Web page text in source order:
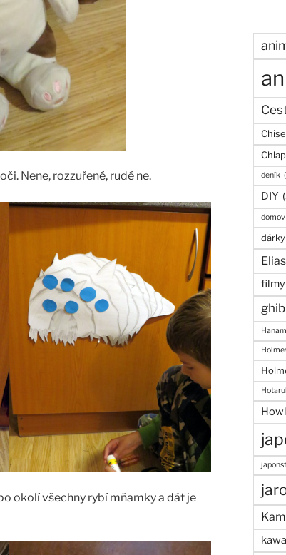
Nene, rozzuřené, rudé ne.
okolí všechny rybí mňamky a dát je
Chise
deník
DIY
domov
dárky
Elias
filmy
Howl